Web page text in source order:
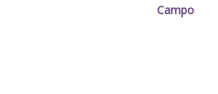
Campo